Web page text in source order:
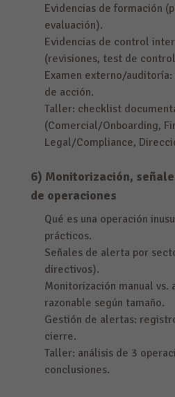
Evidencias de formación
evaluación).
Evidencias de control
(revisiones, test de
Examen externo/
de acción.
Taller: checklist
(Comercial/Onboarding,
Legal/Compliance,
6) Monitorización,
de operaciones
Qué es una operación
prácticos.
Señales de alerta por
directivos).
Monitorización manual vs.
razonable según tamaño.
Gestión de alertas:
cierre.
Taller: análisis de 3
conclusiones.